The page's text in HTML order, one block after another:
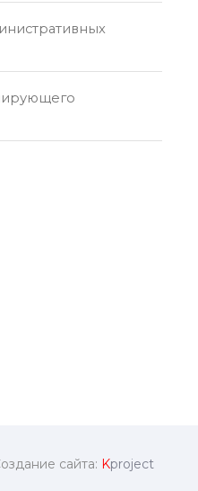
сайта: Kproject